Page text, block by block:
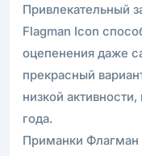
Привлекательный
Flagman Icon
оцепенения даже
прекрасный
низкой
года.
Приманки Флагман